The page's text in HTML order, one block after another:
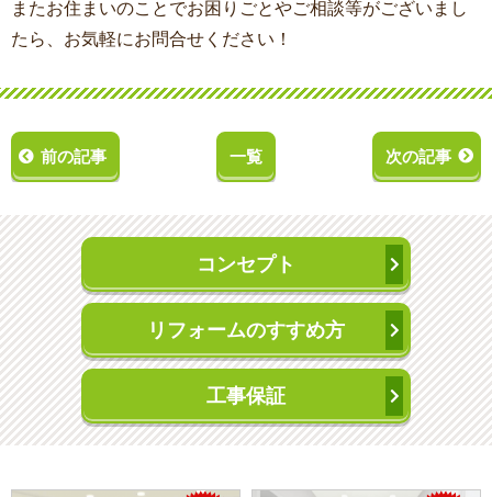
またお住まいのことでお困りごとやご相談等がございまし
たら、お気軽にお問合せください！
前の記事 一覧 次の記事
コンセプト
リフォームのすすめ方
工事保証